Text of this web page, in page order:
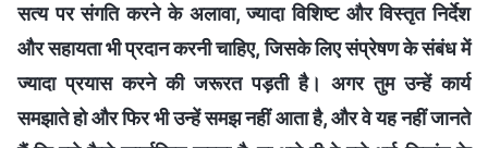
सत्य पर संगति करने के अलावा, ज्यादा विशिष्ट और विस्तृत निर्देश
और सहायता भी प्रदान करनी चाहिए, जिसके लिए संप्रेषण के संबंध में
ज्यादा प्रयास करने की जरूरत पड़ती है। अगर तुम उन्हें कार्य
समझाते हो और फिर भी उन्हें समझ नहीं आता है, और वे यह नहीं जानते